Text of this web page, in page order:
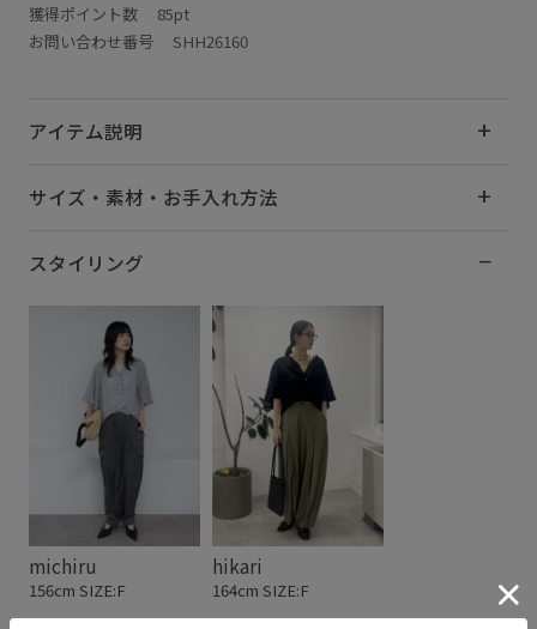
獲得ポイント数 85pt
お問い合わせ番号 SHH26160
アイテム説明
サイズ・素材・お手入れ方法
スタイリング
michiru
156cm SIZE:F
hikari
164cm SIZE:F